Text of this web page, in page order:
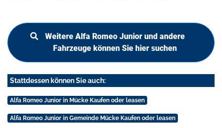
Weitere Alfa Romeo Junior und andere
Fahrzeuge können Sie hier suchen
Stattdessen können Sie auch:
Alfa Romeo Junior in Mücke Kaufen oder leasen
Alfa Romeo Junior in Gemeinde Mücke Kaufen oder leasen